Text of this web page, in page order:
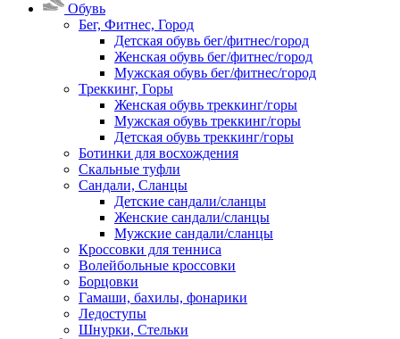
Обувь
Бег, Фитнес, Город
Детская обувь бег/фитнес/город
Женская обувь бег/фитнес/город
Мужская обувь бег/фитнес/город
Треккинг, Горы
Женская обувь треккинг/горы
Мужская обувь треккинг/горы
Детская обувь треккинг/горы
Ботинки для восхождения
Скальные туфли
Сандали, Сланцы
Детские сандали/сланцы
Женские сандали/сланцы
Мужские сандали/сланцы
Кроссовки для тенниса
Волейбольные кроссовки
Борцовки
Гамаши, бахилы, фонарики
Ледоступы
Шнурки, Стельки